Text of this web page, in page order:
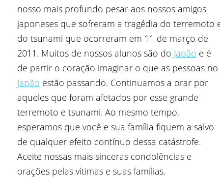
nosso mais profundo pesar aos nossos amigos
japoneses que sofreram a tragédia do terremoto
do tsunami que ocorreram em 11 de março de
2011. Muitos de nossos alunos são do Japão e é
de partir o coração imaginar o que as pessoas no
Japão estão passando. Continuamos a orar por
aqueles que foram afetados por esse grande
terremoto e tsunami. Ao mesmo tempo,
esperamos que você e sua família fiquem a salvo
de qualquer efeito contínuo dessa catástrofe.
Aceite nossas mais sinceras condolências e
orações pelas vítimas e suas famílias.